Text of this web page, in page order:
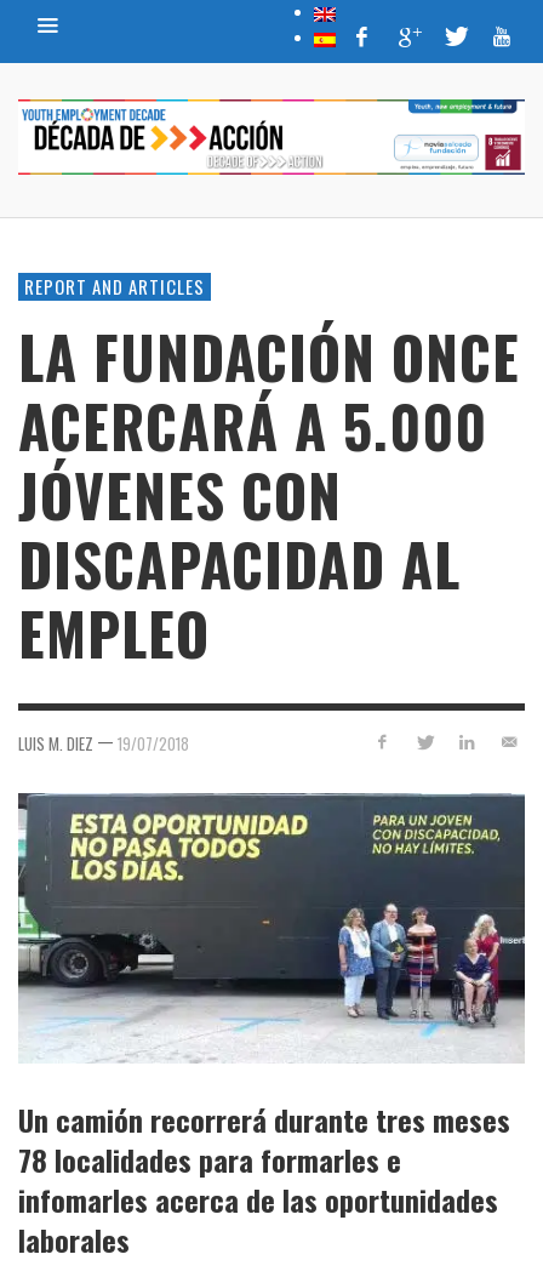
REPORT AND ARTICLES
LA FUNDACIÓN ONCE
ACERCARÁ A 5.000
JÓVENES CON
DISCAPACIDAD AL
EMPLEO
LUIS M. DIEZ — 19/07/2018
Un camión recorrerá durante tres meses
78 localidades para formarles e
infomarles acerca de las oportunidades
laborales